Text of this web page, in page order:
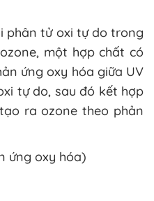
phân tử oxi tự do trong
một hợp chất có
ứng oxy hóa giữa UV
tự do, sau đó kết hợp
ra ozone theo phản
ứng oxy hóa)